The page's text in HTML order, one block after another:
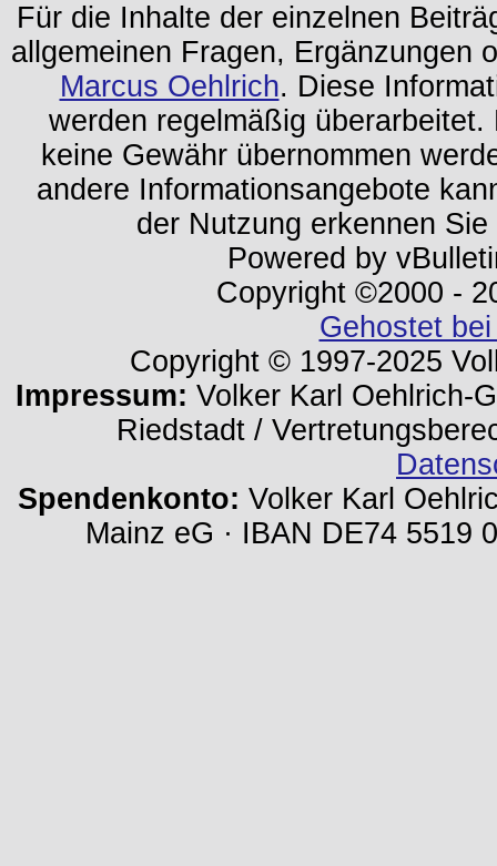
Für die Inhalte der einzelnen
allgemeinen Fragen, Ergänzungen
Marcus Oehlrich. Diese
werden regelmäßig
keine Gewähr übernommen
andere Informationsangebote
der Nutzung erkennen
Powered by
Copyright ©2000 -
Gehostet
Copyright © 1997-2025
Impressum: Volker Karl Oehlrich-
Riedstadt /
Spendenkonto: Volker Karl
Mainz eG · IBAN DE74 5519